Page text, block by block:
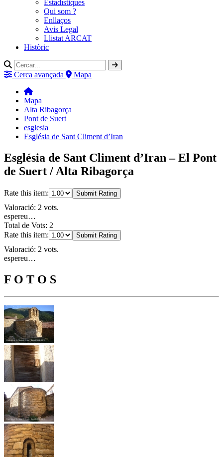
Estadístiques
Qui som ?
Enllaços
Avis Legal
Llistat ARCAT
Històric
Cerca avançada Mapa
Mapa
Alta Ribagorça
Pont de Suert
esglesia
Església de Sant Climent d’Iran
Església de Sant Climent d’Iran – El Pont
de Suert / Alta Ribagorça
Rate this item: Submit Rating
Valoració: 2 vots.
espereu…
Total de Vots: 2
Rate this item:
Submit Rating
Valoració: 2 vots.
espereu…
F O T O S